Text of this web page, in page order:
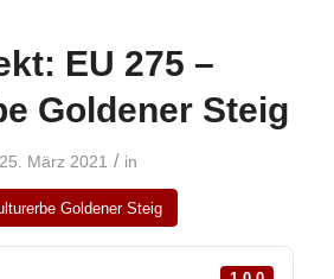
EU 275 –
Goldener Steig
25. März 2021 / in
Goldener Steig